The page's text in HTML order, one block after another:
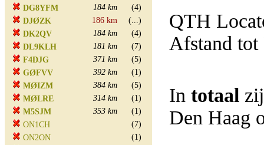
DG8YFM
184 km
(4)
DJØZK
186 km
(...)
DK2QV
184 km
(4)
DL9KLH
181 km
(7)
F4DJG
371 km
(5)
GØFVV
392 km
(1)
MØIZM
384 km
(5)
MØLRE
314 km
(1)
M5SJM
353 km
(1)
ON1CH
(7)
ON2ON
(1)
QTH
Afstand tot
In totaal
Den Haag